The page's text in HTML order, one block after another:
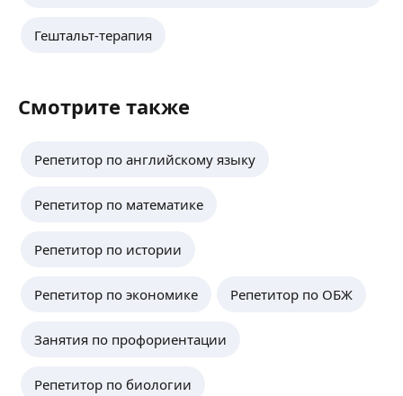
Гештальт-терапия
Смотрите также
Репетитор по английскому языку
Репетитор по математике
Репетитор по истории
Репетитор по экономике Репетитор по ОБЖ
Занятия по профориентации
Репетитор по биологии